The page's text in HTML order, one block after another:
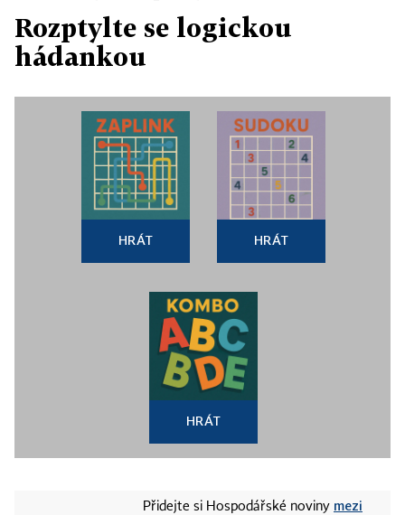
Rozptylte se logickou
hádankou
HRÁT HRÁT
HRÁT
Přidejte si Hospodářské noviny mezi